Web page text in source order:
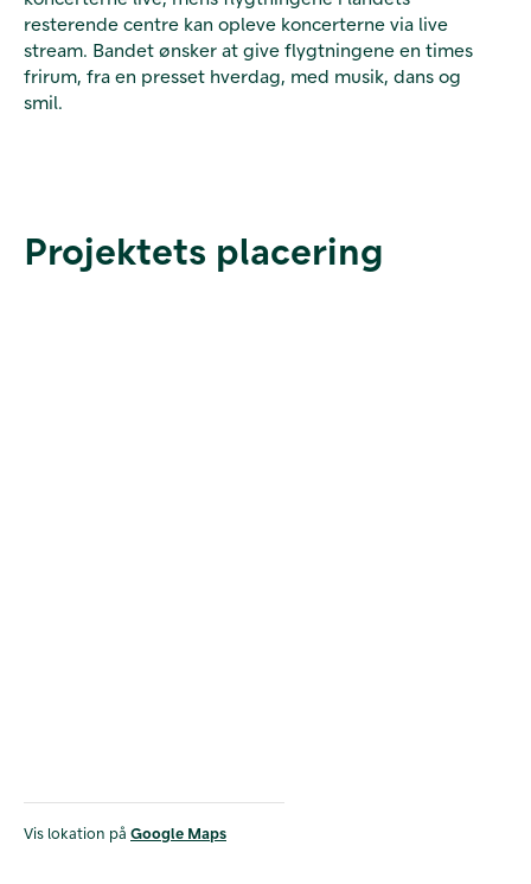
resterende centre kan opleve koncerterne via live
stream. Bandet ønsker at give flygtningene en times
frirum, fra en presset hverdag, med musik, dans og
smil.
Projektets placering
Vis lokation på Google Maps